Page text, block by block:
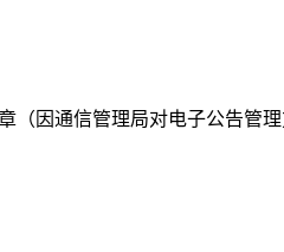
（因通信管理局对电子公告管